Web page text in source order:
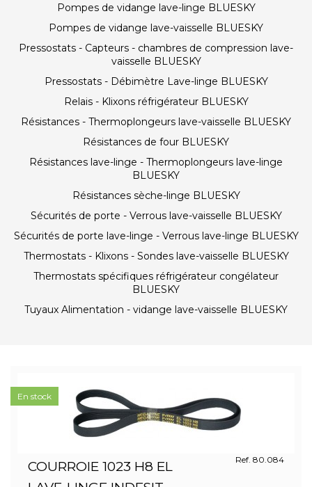
Pompes de vidange lave-linge BLUESKY
Pompes de vidange lave-vaisselle BLUESKY
Pressostats - Capteurs - chambres de compression lave-
vaisselle BLUESKY
Pressostats - Débimètre Lave-linge BLUESKY
Relais - Klixons réfrigérateur BLUESKY
Résistances - Thermoplongeurs lave-vaisselle BLUESKY
Résistances de four BLUESKY
Résistances lave-linge - Thermoplongeurs lave-linge
BLUESKY
Résistances sèche-linge BLUESKY
Sécurités de porte - Verrous lave-vaisselle BLUESKY
Sécurités de porte lave-linge - Verrous lave-linge BLUESKY
Thermostats - Klixons - Sondes lave-vaisselle BLUESKY
Thermostats spécifiques réfrigérateur congélateur
BLUESKY
Tuyaux Alimentation - vidange lave-vaisselle BLUESKY
COURROIE 1023 H8 EL
Ref. 80.084
En stock